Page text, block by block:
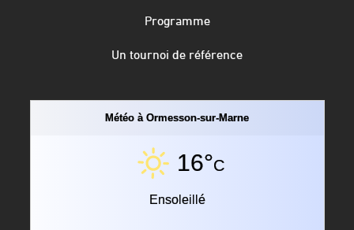
Programme
Un tournoi de référence
Météo à Ormesson-sur-Marne
16°C
Ensoleillé